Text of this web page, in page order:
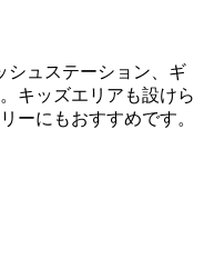
シュステーション、ギ
キッズエリアも設けら
ーにもおすすめです。